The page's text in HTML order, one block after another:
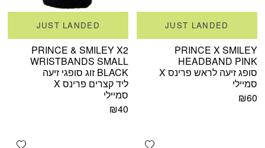
JUST LANDED
PRINCE X SMILEY
HEADBAND PINK
סופג זיעה לראש פרינס X
סמיילי
₪60
JUST LANDED
PRINCE & SMILEY X2
WRISTBANDS SMALL
BLACK זוג סופגי זיעה
ליד קצרים פרינס X
סמיילי
₪40
Add wishlist